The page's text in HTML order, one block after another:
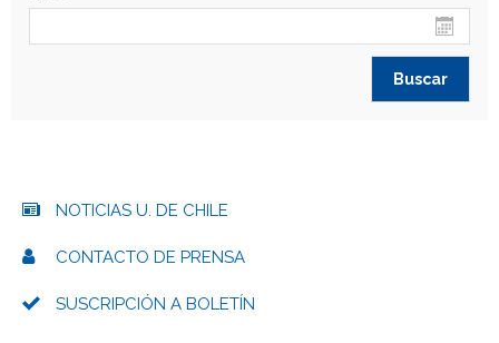
NOTICIAS U. DE CHILE
CONTACTO DE PRENSA
SUSCRIPCIÓN A BOLETÍN